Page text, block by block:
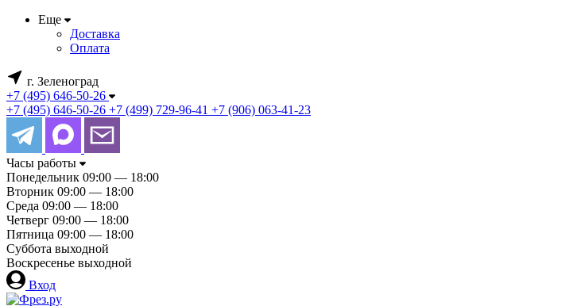
Еще
Доставка
Оплата
г. Зеленоград
+7 (495) 646-50-26
+7 (495) 646-50-26 +7 (499) 729-96-41 +7 (906) 063-41-23
Часы работы
Понедельник 09:00 — 18:00
Вторник 09:00 — 18:00
Среда 09:00 — 18:00
Четверг 09:00 — 18:00
Пятница 09:00 — 18:00
Суббота выходной
Воскресенье выходной
Вход